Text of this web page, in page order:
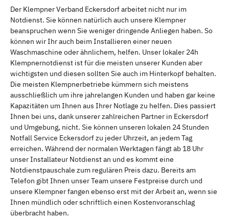
Der Klempner Verband Eckersdorf arbeitet nicht nur im
Notdienst. Sie können natürlich auch unsere Klempner
beanspruchen wenn Sie weniger dringende Anliegen haben. So
können wir Ihr auch beim Installieren einer neuen
Waschmaschine oder ähnlichem, helfen. Unser lokaler 24h
Klempnernotdienst ist für die meisten unserer Kunden aber
wichtigsten und diesen sollten Sie auch im Hinterkopf behalten.
Die meisten Klempnerbetriebe kümmern sich meistens
ausschließlich um ihre jahrelangen Kunden und haben gar keine
Kapazitäten um Ihnen aus Ihrer Notlage zu helfen. Dies passiert
Ihnen bei uns, dank unserer zahlreichen Partner in Eckersdorf
und Umgebung, nicht. Sie können unseren lokalen 24 Stunden
Notfall Service Eckersdorf zu jeder Uhrzeit, an jedem Tag
erreichen. Während der normalen Werktagen fängt ab 18 Uhr
unser Installateur Notdienst an und es kommt eine
Notdienstpauschale zum regulären Preis dazu. Bereits am
Telefon gibt Ihnen unser Team unsere Festpreise durch und
unsere Klempner fangen ebenso erst mit der Arbeit an, wenn sie
Ihnen mündlich oder schriftlich einen Kostenvoranschlag
überbracht haben.